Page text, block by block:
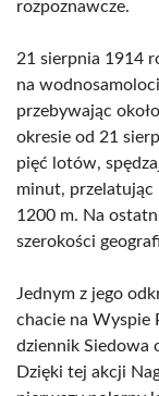
rozpoznawcze.
21 sierpnia 1914
na
przebywając
okresie od 21
pięć lotów,
minut, przelatując
1200 m. Na
szerokości
Jednym z jego
chacie na Wyspie
dziennik Siedowa
Dzięki tej akcji